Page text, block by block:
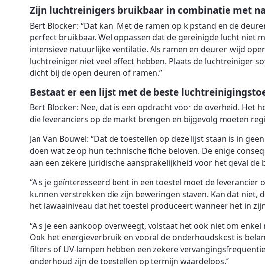
Zijn luchtreinigers bruikbaar in combinatie met
Bert Blocken: “Dat kan. Met de ramen op kipstand en de
perfect bruikbaar. Wel oppassen dat de gereinigde lucht niet
intensieve natuurlijke ventilatie. Als ramen en deuren wijd
luchtreiniger niet veel effect hebben. Plaats de luchtreiniger
dicht bij de open deuren of ramen.”
Bestaat er een lijst met de beste
Bert Blocken: Nee, dat is een opdracht voor de overheid. Het
die leveranciers op de markt brengen en bijgevolg moeten
Jan Van Bouwel: “Dat de toestellen op deze lijst staan is in
doen wat ze op hun technische fiche beloven. De enige
aan een zekere juridische aansprakelijkheid voor het geval de
“Als je geïnteresseerd bent in een toestel moet de leverancier
kunnen verstrekken die zijn beweringen staven. Kan dat niet,
het lawaainiveau dat het toestel produceert wanneer het in
“Als je een aankoop overweegt, volstaat het ook niet om
Ook het energieverbruik en vooral de onderhoudskost is
filters of UV-lampen hebben een zekere
onderhoud zijn de toestellen op termijn waardeloos.”